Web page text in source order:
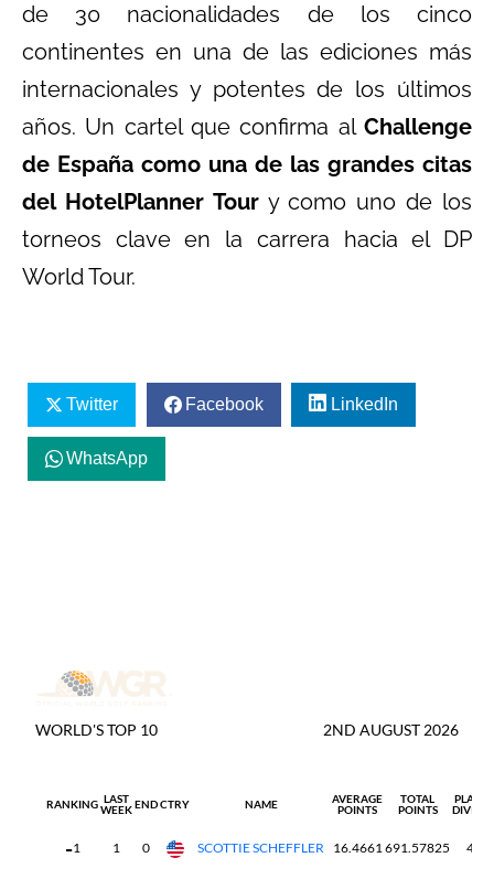
de 30 nacionalidades de los cinco
continentes en una de las ediciones más
internacionales y potentes de los últimos
años. Un cartel que confirma al Challenge
de España como una de las grandes citas
del HotelPlanner Toury como uno de los
torneos clave en la carrera hacia el DP
World Tour.
Twitter Facebook LinkedIn
WhatsApp